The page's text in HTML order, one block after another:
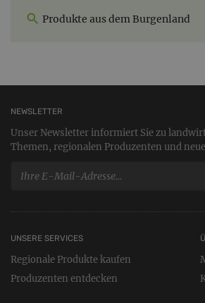
Produkte aus dem Burgenland
NEWSLETTER
Unser Newsletter informiert Sie zu
Themen, regionalen Produzenten und
UNSERE SERVICES
Regionale Produkte kaufen
Produzenten entdecken